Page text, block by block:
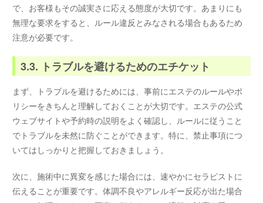
で、お客様もその誠実さに応える態度が大切です。あまりにも
無理な要求をすると、ルール違反とみなされる場合もあるため
注意が必要です。
3.3. トラブルを避けるためのエチケット
まず、トラブルを避けるためには、事前にエステのルールやポ
リシーをきちんと理解しておくことが大切です。エステの公式
ウェブサイトや予約時の説明をよく確認し、ルールに従うこと
でトラブルを未然に防ぐことができます。特に、禁止事項につ
いてはしっかりと把握しておきましょう。
次に、施術中に異変を感じた場合には、速やかにセラピストに
伝えることが重要です。体調不良やアレルギー反応が出た場合